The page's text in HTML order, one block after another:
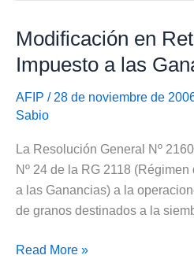
Consumos
Relevantes
Modificación en
Impuesto a las
AFIP / 28 de noviembre de
Sabio
La Resolución General Nº
Nº 24 de la RG 2118
a las Ganancias) a la
de granos destinados a la
Modificación
Read More »